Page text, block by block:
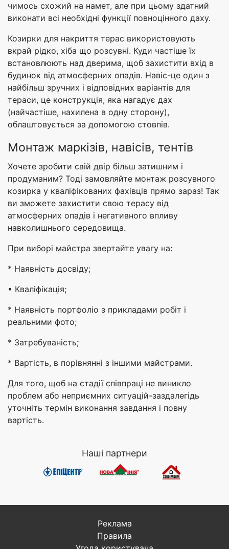
чимось схожий на намет, але при цьому здатний
виконати всі необхідні функції повноцінного даху.
Козирки для накриття терас використовують
вкрай рідко, хіба що розсувні. Куди частіше їх
встановлюють над дверима, щоб захистити вхід в
будинок від атмосферних опадів. Навіс-це один з
найбільш зручних і відповідних варіантів для
тераси, це конструкція, яка нагадує дах
(найчастіше, нахилена в одну сторону),
облаштовується за допомогою стовпів.
Монтаж маркізів, навісів, тентів
Хочете зробити свій двір більш затишним і
продуманим? Тоді замовляйте монтаж розсувного
козирка у кваліфікованих фахівців прямо зараз! Так
ви зможете захистити свою терасу від
атмосферних опадів і негативного впливу
навколишнього середовища.
При виборі майстра звертайте увагу на:
* Наявність досвіду;
• Кваліфікація;
* Наявність портфоліо з прикладами робіт і
реальними фото;
* Затребуваність;
* Вартість, в порівнянні з іншими майстрами.
Для того, щоб на стадії співпраці не виникло
проблем або неприємних ситуацій-заздалегідь
уточніть термін виконання завдання і повну
вартість.
Наші партнери
Реклама
Правила